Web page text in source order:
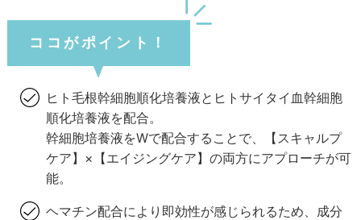
ココがポイント！
ヒト毛根幹細胞順化培養液とヒトサイタイ血幹細胞
順化培養液を配合。
幹細胞培養液をWで配合することで、【スキャルプ
ケア】×【エイジングケア】の両方にアプローチが可
能。
ヘマチン配合により即効性が感じられるため、成分